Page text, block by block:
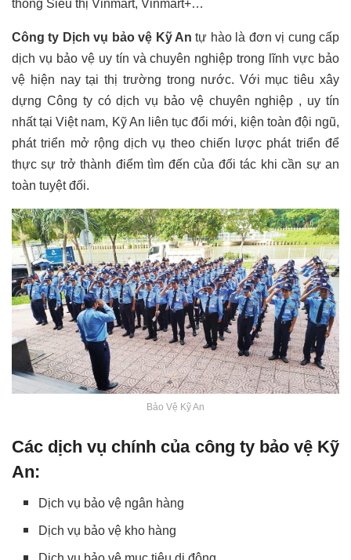
thống Siêu thị Vinmart, Vinmart+…
Công ty Dịch vụ bảo vệ Kỹ An tự hào là đơn vị cung cấp
dịch vụ bảo vệ uy tín và chuyên nghiệp trong lĩnh vực bảo
vệ hiện nay tại thị trường trong nước. Với mục tiêu xây
dựng Công ty có dịch vụ bảo vệ chuyên nghiệp , uy tín
nhất tại Việt nam, Kỹ An liên tục đổi mới, kiện toàn đội ngũ,
phát triển mở rộng dịch vụ theo chiến lược phát triển để
thực sự trở thành điểm tìm đến của đối tác khi cần sự an
toàn tuyệt đối.
Bảo Vệ Kỹ An
Các dịch vụ chính của công ty bảo vệ Kỹ
An:
Dịch vụ bảo vệ ngân hàng
Dịch vụ bảo vệ kho hàng